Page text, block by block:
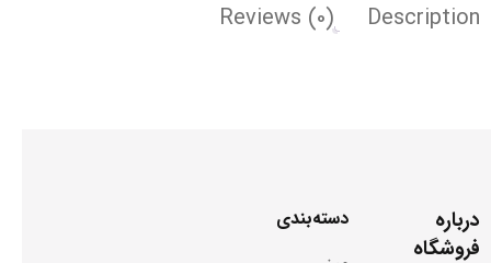
Description
Reviews (0)
درباره
فروشگاه
دسته‌بندی